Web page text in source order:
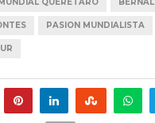
PASION MUNDIALISTA